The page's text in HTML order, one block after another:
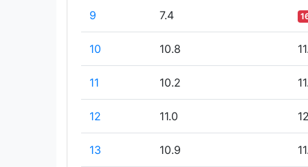
9 7.4
10 10.8
11 10.2
12 11.0
13 10.9